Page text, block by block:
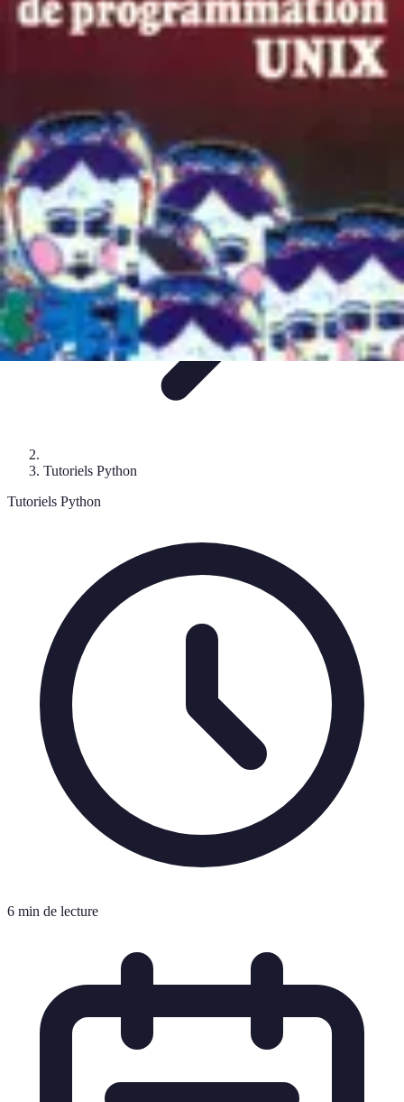
Tutoriel Programmation
OutillageQualité de CodeDéveloppement MobileLangages de
Tutoriels Python
Tutoriels Python
6 min de lecture